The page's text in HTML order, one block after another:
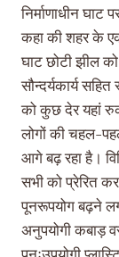
निर्माणाधीन घाट
कहा की शहर के
घाट छोटी झील को
सौन्दर्यकार्य
को कुछ देर यहां
लोगों की चहल-
आगे बढ़ रहा है।
सभी को प्रेरित
पूनरूपयोग बढ़ने
अनुपयोगी कबाड़